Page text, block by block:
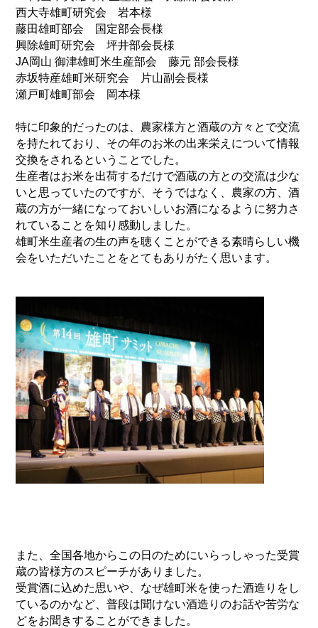
西大寺雄町研究会 岩本様
藤田雄町部会 国定部会長様
興除雄町研究会 坪井部会長様
JA岡山 御津雄町米生産部会 藤元 部会長様
赤坂特産雄町米研究会 片山副会長様
瀬戸町雄町部会 岡本様
特に印象的だったのは、農家様方と酒蔵の方々とで交流
を持たれており、その年のお米の出来栄えについて情報
交換をされるということでした。
生産者はお米を出荷するだけで酒蔵の方との交流は少な
いと思っていたのですが、そうではなく、農家の方、酒
蔵の方が一緒になっておいしいお酒になるように努力さ
れていることを知り感動しました。
雄町米生産者の生の声を聴くことができる素晴らしい機
会をいただいたことをとてもありがたく思います。
また、全国各地からこの日のためにいらっしゃった受賞
蔵の皆様方のスピーチがありました。
受賞酒に込めた思いや、なぜ雄町米を使った酒造りをし
ているのかなど、普段は聞けない酒造りのお話や苦労な
どをお聞きすることができました。